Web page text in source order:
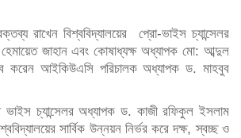
রাখেন বিশ্ববিদ্যালয়ের প্রো-ভাইস চ্যান্সেলর
জাহান এবং কোষাধ্যক্ষ অধ্যাপক মো: আব্দুল
করেন আইকিউএসি পরিচালক অধ্যাপক ড. মাহবুব
ভাইস চ্যান্সেলর অধ্যাপক ড. কাজী রফিকুল ইসলাম
সার্বিক উন্নয়ন নির্ভর করে দক্ষ, স্বচ্ছ ও